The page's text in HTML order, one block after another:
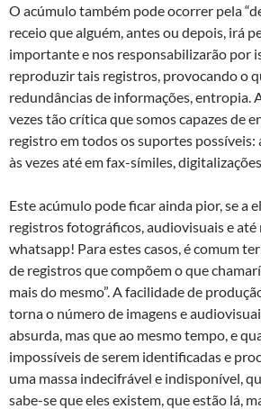
O acúmulo também pode ocorrer pela
receio que alguém, antes ou depois, irá
importante e nos responsabilizarão por
reproduzir tais registros, provocando o
redundâncias de informações, entropia.
vezes tão crítica que somos capazes de
registro em todos os suportes possíveis:
às vezes até em fax-símiles,
Este acúmulo pode ficar ainda pior, se a
registros fotográficos, audiovisuais e até
whatsapp! Para estes casos, é comum
de registros que compõem o que
mais do mesmo”. A facilidade de
torna o número de imagens e
absurda, mas que ao mesmo tempo, e
impossíveis de serem identificadas e
uma massa indecifrável e indisponível,
sabe-se que eles existem, que estão lá,